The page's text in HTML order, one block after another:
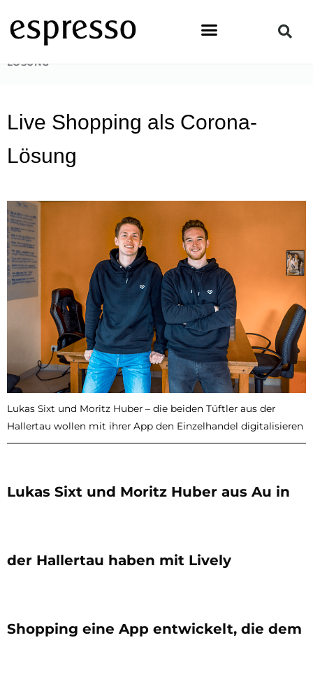
Inhalt
springen
STARTSEITE
LÖSUNG
Live Shopping als Corona-
Lösung
Lukas Sixt und Moritz Huber – die beiden Tüftler aus der
Hallertau wollen mit ihrer App den Einzelhandel digitalisieren
Lukas Sixt und Moritz Huber aus Au in
der Hallertau haben mit Lively
Shopping eine App entwickelt, die dem